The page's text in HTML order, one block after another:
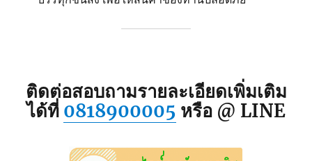
ติดต่อสอบถามรายละเอียดเพิ่มเติม
ได้ที่ 0818900005 หรือ @ LINE